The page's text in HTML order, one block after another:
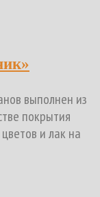
выполнен из
покрытия
и лак на